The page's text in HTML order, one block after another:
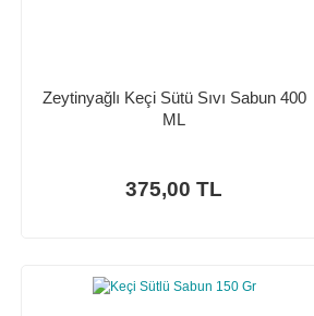
Zeytinyağlı Keçi Sütü Sıvı Sabun 400
ML
375,00 TL